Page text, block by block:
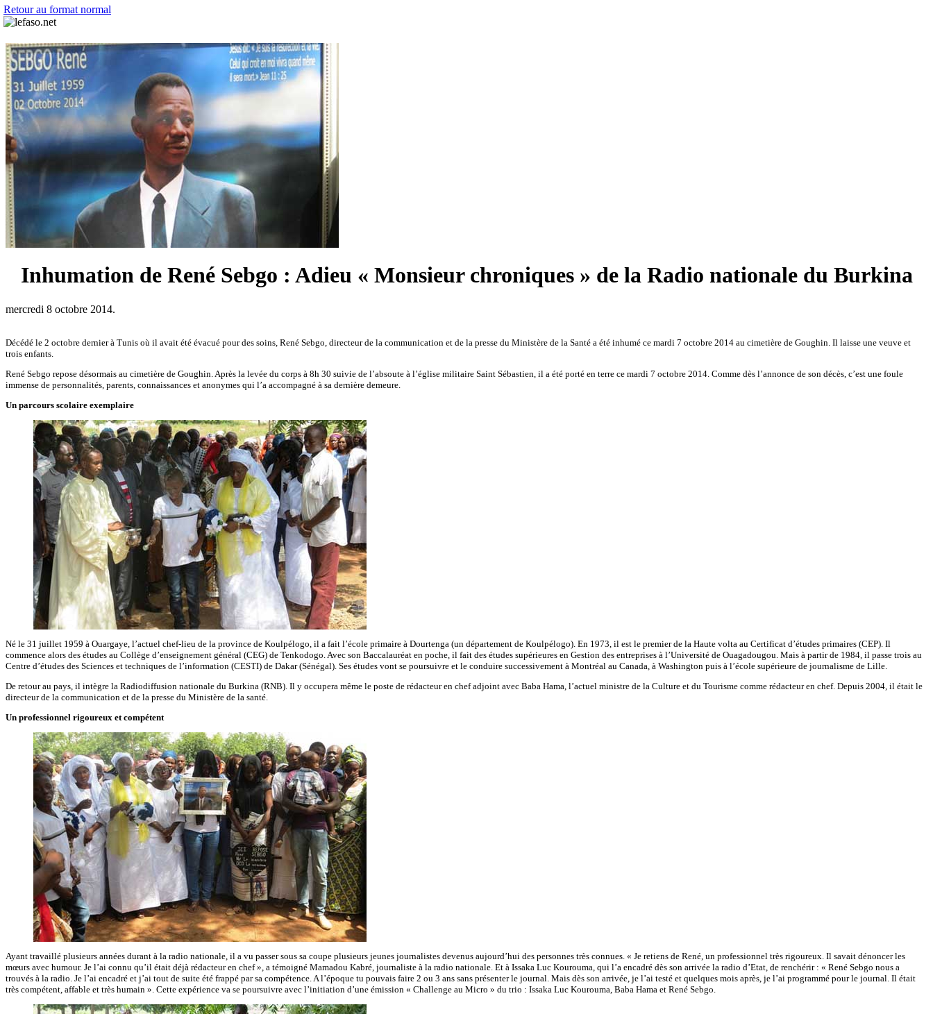
Retour au format normal
Inhumation de René Sebgo : Adieu « Monsieur chroniques » de la Radio nationale du Burkina
mercredi 8 octobre 2014.
Décédé le 2 octobre dernier à Tunis où il avait été évacué pour des soins, René Sebgo, directeur de la communication et de la presse du Ministère de la Santé a été inhumé ce mardi 7 octobre 2014 au cimetière de Goughin. Il laisse une veuve et
trois enfants.
René Sebgo repose désormais au cimetière de Goughin. Après la levée du corps à 8h 30 suivie de l’absoute à l’église militaire Saint Sébastien, il a été porté en terre ce mardi 7 octobre 2014. Comme dès l’annonce de son décès, c’est une foule
immense de personnalités, parents, connaissances et anonymes qui l’a accompagné à sa dernière demeure.
Un parcours scolaire exemplaire
Né le 31 juillet 1959 à Ouargaye, l’actuel chef-lieu de la province de Koulpélogo, il a fait l’école primaire à Dourtenga (un département de Koulpélogo). En 1973, il est le premier de la Haute volta au Certificat d’études primaires (CEP). Il
commence alors des études au Collège d’enseignement général (CEG) de Tenkodogo. Avec son Baccalauréat en poche, il fait des études supérieures en Gestion des entreprises à l’Université de Ouagadougou. Mais à partir de 1984, il passe trois au
Centre d’études des Sciences et techniques de l’information (CESTI) de Dakar (Sénégal). Ses études vont se poursuivre et le conduire successivement à Montréal au Canada, à Washington puis à l’école supérieure de journalisme de Lille.
De retour au pays, il intègre la Radiodiffusion nationale du Burkina (RNB). Il y occupera même le poste de rédacteur en chef adjoint avec Baba Hama, l’actuel ministre de la Culture et du Tourisme comme rédacteur en chef. Depuis 2004, il était le
directeur de la communication et de la presse du Ministère de la santé.
Un professionnel rigoureux et compétent
Ayant travaillé plusieurs années durant à la radio nationale, il a vu passer sous sa coupe plusieurs jeunes journalistes devenus aujourd’hui des personnes très connues. « Je retiens de René, un professionnel très rigoureux. Il savait dénoncer les
mœurs avec humour. Je l’ai connu qu’il était déjà rédacteur en chef », a témoigné Mamadou Kabré, journaliste à la radio nationale. Et à Issaka Luc Kourouma, qui l’a encadré dès son arrivée la radio d’Etat, de renchérir : « René Sebgo nous a
trouvés à la radio. Je l’ai encadré et j’ai tout de suite été frappé par sa compétence. A l’époque tu pouvais faire 2 ou 3 ans sans présenter le journal. Mais dès son arrivée, je l’ai testé et quelques mois après, je l’ai programmé pour le journal. Il était
très compétent, affable et très humain ». Cette expérience va se poursuivre avec l’initiation d’une émission « Challenge au Micro » du trio : Issaka Luc Kourouma, Baba Hama et René Sebgo.